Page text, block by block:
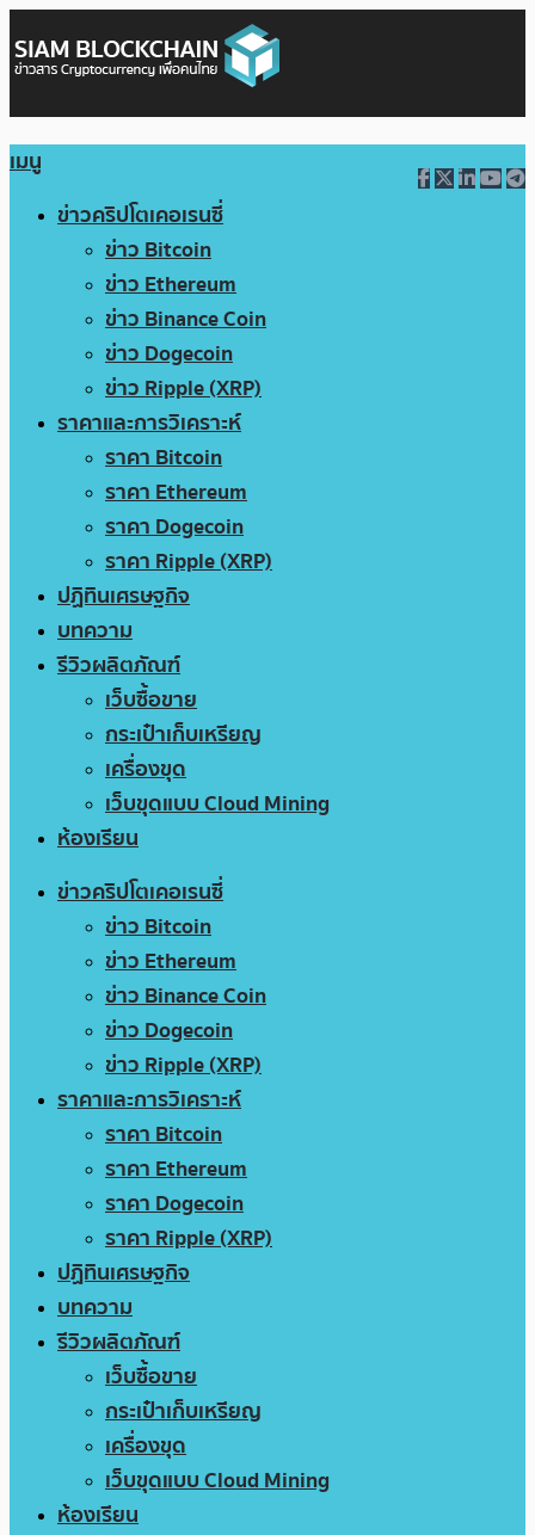
เมนู
ข่าวคริปโตเคอเรนซี่
ข่าว Bitcoin
ข่าว Ethereum
ข่าว Binance Coin
ข่าว Dogecoin
ข่าว Ripple (XRP)
ราคาและการวิเคราะห์
ราคา Bitcoin
ราคา Ethereum
ราคา Dogecoin
ราคา Ripple (XRP)
ปฏิทินเศรษฐกิจ
บทความ
รีวิวผลิตภัณฑ์
เว็บซื้อขาย
กระเป๋าเก็บเหรียญ
เครื่องขุด
เว็บขุดแบบ Cloud Mining
ห้องเรียน
ข่าวคริปโตเคอเรนซี่
ข่าว Bitcoin
ข่าว Ethereum
ข่าว Binance Coin
ข่าว Dogecoin
ข่าว Ripple (XRP)
ราคาและการวิเคราะห์
ราคา Bitcoin
ราคา Ethereum
ราคา Dogecoin
ราคา Ripple (XRP)
ปฏิทินเศรษฐกิจ
บทความ
รีวิวผลิตภัณฑ์
เว็บซื้อขาย
กระเป๋าเก็บเหรียญ
เครื่องขุด
เว็บขุดแบบ Cloud Mining
ห้องเรียน